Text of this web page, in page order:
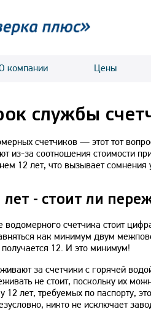
компании Цены
службы
счетчиков — этот тот
из-за соотношения стоимости
12 лет, что вызывает
лет - стоит ли
водомерного счетчика стоит
как минимум двум
12. И это минимум!
за счетчики с горячей
не стоит, поскольку их
12 лет, требуемых по паспорту,
никто не исключает